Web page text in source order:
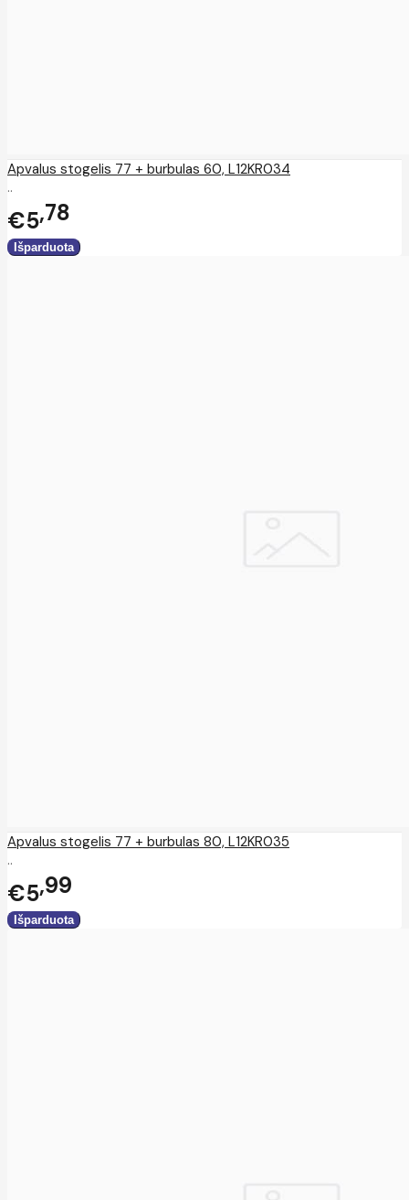
Apvalus stogelis 77 + burbulas 60, L12KR034
..
€5 78
Apvalus stogelis 77 + burbulas 80, L12KR035
..
€5 99